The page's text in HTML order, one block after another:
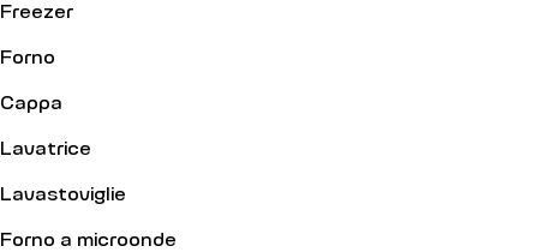
Freezer
Forno
Cappa
Lavatrice
Lavastoviglie
Forno a microonde